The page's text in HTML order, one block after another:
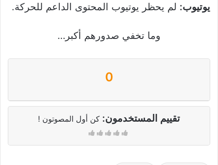
يوتيوب: لم يحظر يوتيوب المحتوى الداعم للحركة.
وما تخفي صدورهم أكبر…
0
تقييم المستخدمون: كن أول المصوتون !